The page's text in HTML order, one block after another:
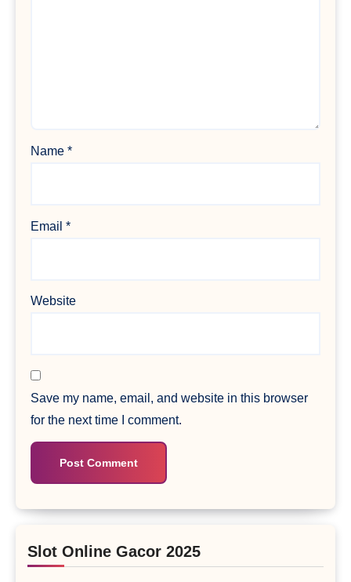
Name*
Email*
Website
Save my name, email, and website in this browser
for the next time I comment.
Slot Online Gacor 2025